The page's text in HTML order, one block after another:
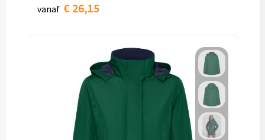
vanaf € 26,15